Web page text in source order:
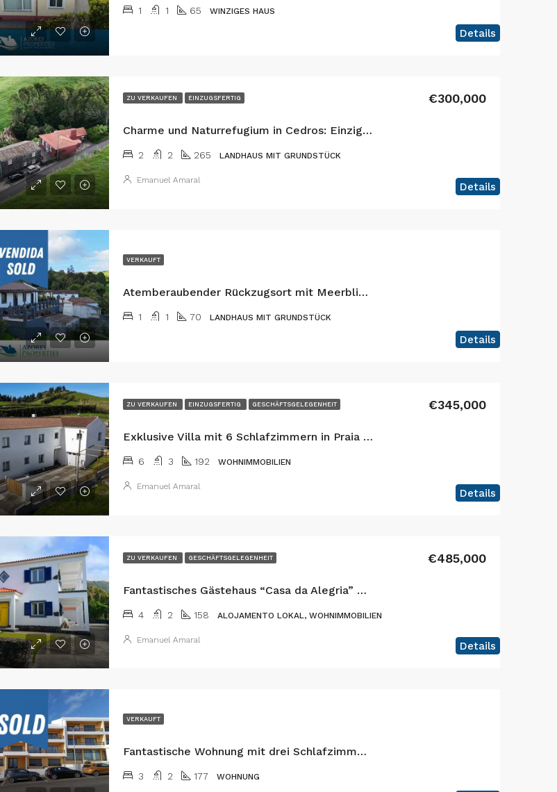
1 1 65 WINZIGES HAUS
Details
ZU VERKAUFEN EINZUGSFERTIG
Charme und Naturrefugium in Cedros: Einzigartiges Anwesen mit traditionellem Steinhaus, Gärten und Fluss
€300,000
2 2 265 LANDHAUS MIT GRUNDSTÜCK
Details
Emanuel Amaral
VERKAUFT
Atemberaubender Rückzugsort mit Meerblick in Praia do Almoxarife, Faial
1 1 70 LANDHAUS MIT GRUNDSTÜCK
Details
ZU VERKAUFEN EINZUGSFERTIG GESCHÄFTSGELEGENHEIT
Exklusive Villa mit 6 Schlafzimmern in Praia do Almoxarife, die eine außergewöhnliche Kombination aus Lebensstil an der Küste, Bergblick und etabliertem touristischem Ertragspotenzial bietet.
€345,000
6 3 192 WOHNIMMOBILIEN
Details
Emanuel Amaral
ZU VERKAUFEN GESCHÄFTSGELEGENHEIT
Fantastisches Gästehaus “Casa da Alegria” mit herrlicher Aussicht in Varadouro, Insel Faial
€485,000
4 2 158 ALOJAMENTO LOKAL, WOHNIMMOBILIEN
Details
Emanuel Amaral
VERKAUFT
Fantastische Wohnung mit drei Schlafzimmern in der Stadt Horta, Insel Faial
3 2 177 WOHNUNG